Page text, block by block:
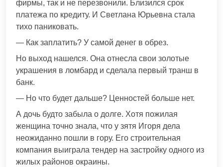
фирмы, так и не перезвонили. Близился срок
платежа по кредиту. И Светлана Юрьевна стала
тихо паниковать.
— Как заплатить? У самой денег в обрез.
Но выход нашелся. Она отнесла свои золотые
украшения в ломбард и сделала первый транш в
банк.
— Но что будет дальше? Ценностей больше нет.
А дочь будто забыла о долге. Хотя пожилая
женщина точно знала, что у зятя Игоря дела
неожиданно пошли в гору. Его строительная
компания выиграла тендер на застройку одного из
жилых районов окраины.